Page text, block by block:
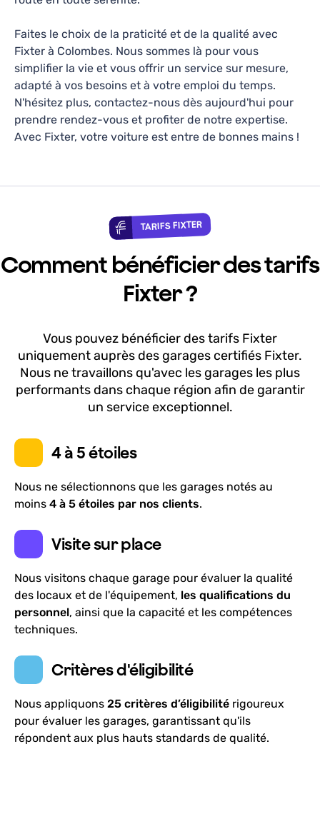
ils sont hyper réactifs et super pro ! Je
recommande à 1000%. Heureuse d'avoir fait
appel à eux. Et surtout un grand merci à Hassan
et Oussama :)
Sarah Anstett —il y a 2 semaines
10+
Réservations avec Fixter
10 +
Années d'activité
4.4 209 avis
5, Rue Jean-Pierre Timbaud, Argenteuil, 95100
Lundi-Vendredi: 09h00 - 17h00
Révision, Vidange, Diagnostic, Réparations
En savoir plus
Ce qu’en disent nos clients
Garage WM Repair et je suis très satisfait du
service. Le travail a été réalisé rapidement et
efficacement. La personne qui m'a accueilli a été
très courtoise, professionnelle et a pris le temps
recommande vivement ce garage pour son
sérieux et la qualité de son service !
10+
CLINIQUE GARAGE
3.8 12 avis
TARIFS FIXTER
41 Rue Marcelle Laget, Val-d'Oise, Argenteuil, 95100
Révision, Vidange, Diagnostic, Réparations
Collecte & restitution disponible
Faites le choix de la praticité et de la qualité avec
Fixter à Colombes. Nous sommes là pour vous
simplifier la vie et vous offrir un service sur mesure,
adapté à vos besoins et à votre emploi du temps.
N'hésitez plus, contactez-nous dès aujourd'hui pour
prendre rendez-vous et profiter de notre expertise.
Avec Fixter, votre voiture est entre de bonnes mains !
TARIFS FIXTER
Comment bénéficier des tarifs
Fixter ?
Vous pouvez bénéficier des tarifs Fixter
uniquement auprès des garages certifiés Fixter.
Nous ne travaillons qu'avec les garages les plus
performants dans chaque région afin de garantir
un service exceptionnel.
4 à 5 étoiles
Nous ne sélectionnons que les garages notés au
moins 4 à 5 étoiles par nos clients.
Visite sur place
Nous visitons chaque garage pour évaluer la qualité
des locaux et de l'équipement, les qualifications du
personnel, ainsi que la capacité et les compétences
techniques.
Critères d'éligibilité
Nous appliquons 25 critères d’éligibilité rigoureux
pour évaluer les garages, garantissant qu'ils
répondent aux plus hauts standards de qualité.